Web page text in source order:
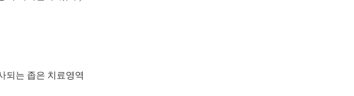
되는 좁은 치료영역